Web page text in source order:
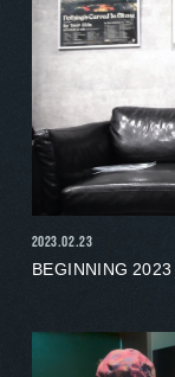
2023.02.23
BEGINNING